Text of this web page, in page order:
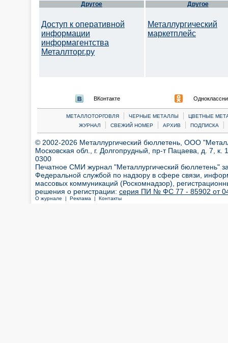
Другое
Доступ к оперативной
информации
информагентства
Металлторг.ру
Другое
Металлургический
маркетплейс
ВКонтакте
МЕТАЛЛОТОРГОВЛЯ | ЧЕРНЫЕ МЕТАЛЛЫ |
ЦВЕТНЫЕ
ЖУРНАЛ
| СВЕЖИЙ НОМЕР | АРХИВ | ПОДПИСКА |
© 2002-2026 Металлургический бюллетень, ООО
Московская обл., г. Долгопрудный, пр-т Пацаева, д. 7,
0300
Печатное СМИ журнал "Металлургический бюллетень"
Федеральной службой по надзору в сфере связи,
массовых коммуникаций (Роскомнадзор),
решения о регистрации: серия ПИ № ФС 77 - 85902 от 04
О журнале | Реклама | Контакты